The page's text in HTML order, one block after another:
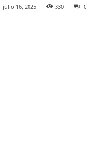
julio 16, 2025 330 0